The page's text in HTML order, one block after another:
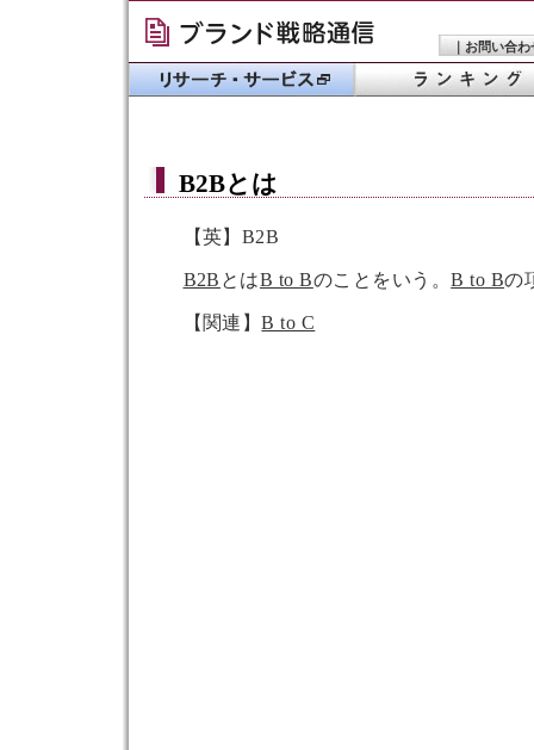
｜ お問い合わ
B2Bとは
【英】B2B
B2B とはB to Bのことをいう。B to Bの
【関連】B to C